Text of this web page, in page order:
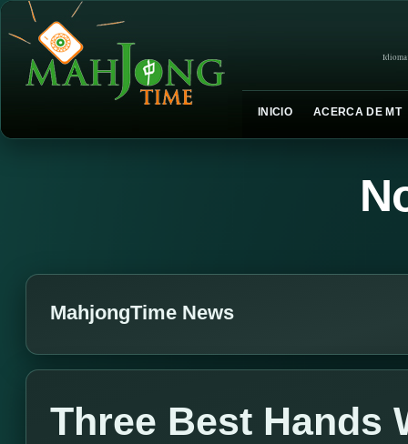
INICIO ACERCA DE MT
MahjongTime News
Three Best Hands